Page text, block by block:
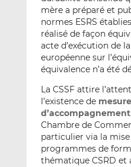
mère a préparé et
normes ESRS
réalisé de façon
acte d’exécution de
européenne sur
équivalence n’a été
La CSSF attire
l’existence de
d’accompagnement
Chambre de
particulier via la
programmes de
thématique CSRD et